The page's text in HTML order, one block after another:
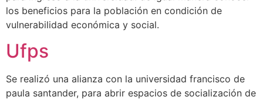
los beneficios para la población en condición de
vulnerabilidad económica y social.
Ufps
Se realizó una alianza con la universidad francisco de
paula santander, para abrir espacios de socialización de